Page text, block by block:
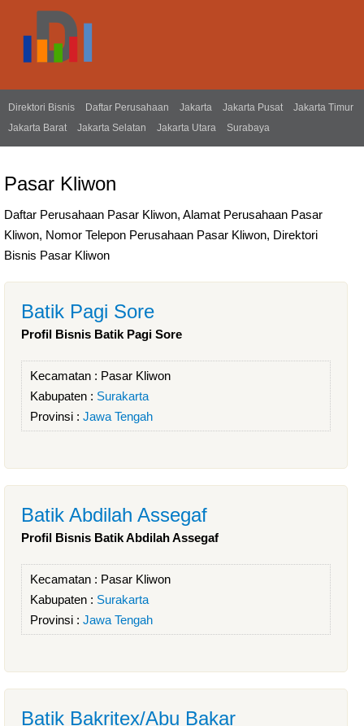
Direktori Bisnis Daftar Perusahaan Jakarta Jakarta Pusat
Jakarta Timur
Jakarta Barat
Jakarta Selatan Jakarta Utara Surabaya
Pasar Kliwon
Daftar Perusahaan Pasar Kliwon, Alamat Perusahaan Pasar
Kliwon, Nomor Telepon Perusahaan Pasar Kliwon, Direktori
Bisnis Pasar Kliwon
Batik Pagi Sore
Profil Bisnis Batik Pagi Sore
Kecamatan : Pasar Kliwon
Kabupaten : Surakarta
Provinsi : Jawa Tengah
Batik Abdilah Assegaf
Profil Bisnis Batik Abdilah Assegaf
Kecamatan : Pasar Kliwon
Kabupaten : Surakarta
Provinsi : Jawa Tengah
Batik Bakritex/Abu Bakar